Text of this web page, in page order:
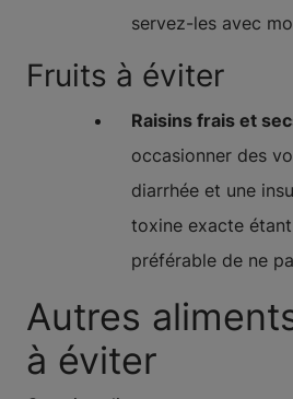
servez-les avec
Fruits à éviter
Raisins frais et
occasionner des
diarrhée et une
toxine exacte
préférable de ne
Autres
à éviter